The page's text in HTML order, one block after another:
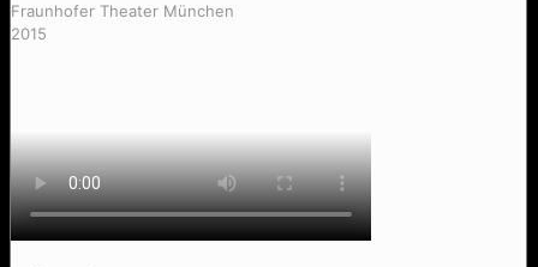
Hit me Baby One More Time
Fraunhofer Theater München
2015